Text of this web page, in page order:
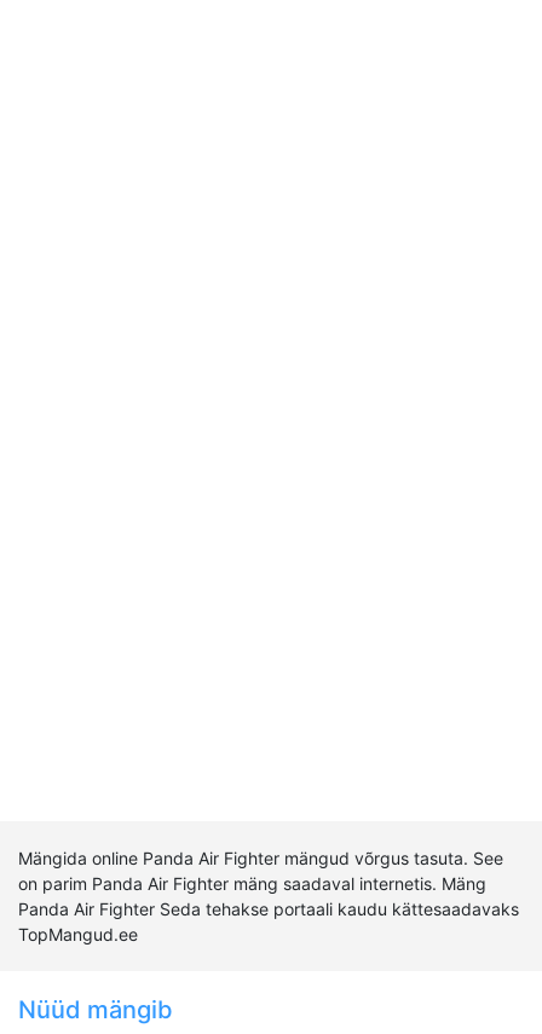
Mängida online Panda Air Fighter mängud võrgus tasuta. See
on parim Panda Air Fighter mäng saadaval internetis. Mäng
Panda Air Fighter Seda tehakse portaali kaudu kättesaadavaks
TopMangud.ee
Nüüd mängib